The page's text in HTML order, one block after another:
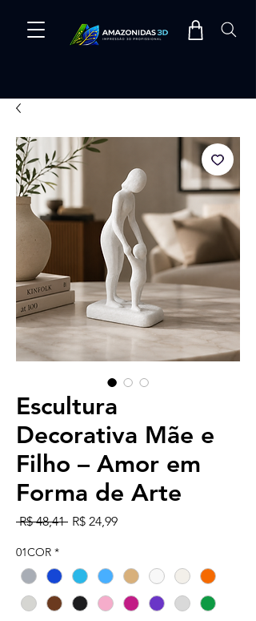
Escultura
Decorativa Mãe e
Filho – Amor em
Forma de Arte
R$ 48,41 Preço normal
R$ 24,99Preço promocional
01COR *